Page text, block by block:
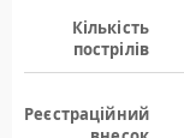
Кількість
пострілів
Реєстраційний